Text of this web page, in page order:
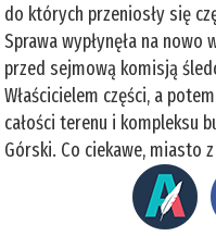
do których przeniosły się
Sprawa wypłynęła na nowo
przed sejmową komisją
Właścicielem części, a
całości terenu i kompleksu
Górski. Co ciekawe, miasto